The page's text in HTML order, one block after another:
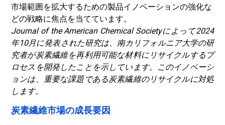
市場範囲を拡大するための製品イノベーションの強化な
どの戦略に焦点を当てています。
Journal of the American Chemical Societyによって2024
年10月に発表された研究は、南カリフォルニア大学の研
究者が炭素繊維を再利用可能な材料にリサイクルするプ
ロセスを開発したことを示しています。このイノベーシ
ョンは、重要な課題である炭素繊維のリサイクルに対処
します。
炭素繊維市場の成長要因